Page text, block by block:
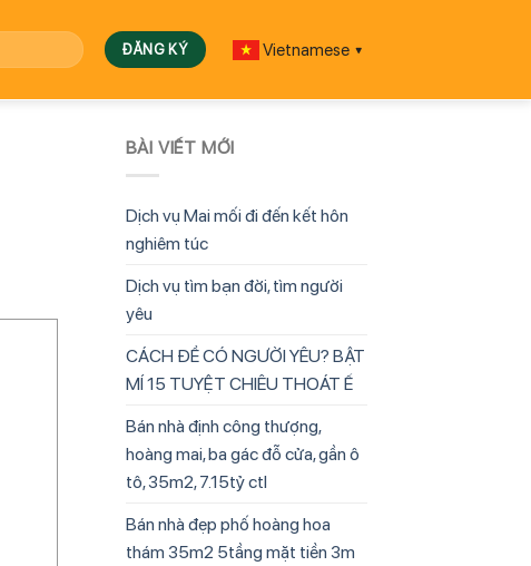
Vietnamese ▼
BÀI VIẾT MỚI
Dịch vụ Mai mối đi đến kết hôn
nghiêm túc
Dịch vụ tìm bạn đời, tìm người
yêu
CÁCH ĐỂ CÓ NGƯỜI YÊU? BẬT
MÍ 15 TUYỆT CHIÊU THOÁT Ế
Bán nhà định công thượng,
hoàng mai, ba gác đỗ cửa, gần ô
tô, 35m2, 7.15tỷ ctl
Bán nhà đẹp phố hoàng hoa
thám 35m2 5tầng mặt tiền 3m